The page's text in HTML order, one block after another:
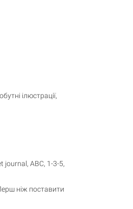
ілюстрації,
journal, ABC, 1-3-5,
ніж поставити